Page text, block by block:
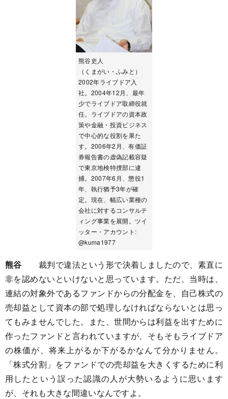
熊谷史人
（くまがい・ふみと）
2002年ライブドア入
社。2004年12月、最年
少でライブドア取締役就
任。ライブドアの資本政
策や金融・投資ビジネス
で中心的な役割を果た
す。2006年2月、有価証
券報告書の虚偽記載容疑
で東京地検特捜部に逮
捕。2007年6月、懲役1
年、執行猶予3年が確
定。現在、幅広い業種の
会社に対するコンサルテ
ィング事業を展開。ツイ
ッター・アカウント:
@kuma1977
熊谷 裁判で違法という形で決着しましたので、素直に
非を認めないといけないと思っています。ただ、当時は、
連結の対象外であるファンドからの分配金を、自己株式の
売却益として資本の部で処理しなければならないとは思っ
てもみませんでした。また、世間からは利益を出すために
作ったファンドと言われていますが、そもそもライブドア
の株価が、将来上がるか下がるかなんて分かりません。
「株式分割」をファンドでの売却益を大きくするために利
用したという誤った認識の人が大勢いるように思います
が、それも大きな間違いなんですよ。